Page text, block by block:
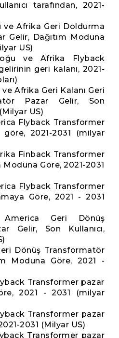
tarafından, 2021-
ve Afrika Geri Doldurma
Gelir, Dağıtım Moduna
US)
ve Afrika Flyback
geri kalanı, 2021-
Afrika Geri Kalanı Geri
Pazar Gelir, Son
US)
Flyback Transformer
2021-2031 (milyar
Finback Transformer
Moduna Göre, 2021-2031
Flyback Transformer
Göre, 2021 - 2031
Geri Dönüş
Gelir, Son Kullanıcı,
Dönüş Transformatör
Moduna Göre, 2021 -
Transformer pazar
2021 - 2031 (milyar
Transformer pazar
2031 (Milyar US)
Transformer pazar